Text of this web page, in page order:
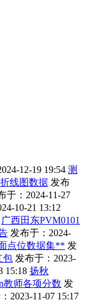
12-19 19:54 测
线图数据 发布
于：2024-11-27
10-21 13:12
广西田东PVM0101
发布于：2024-
点位数据集** 发
包 发布于：2023-
15:18 扬秋
教师各项分数 发
2023-11-07 15:17